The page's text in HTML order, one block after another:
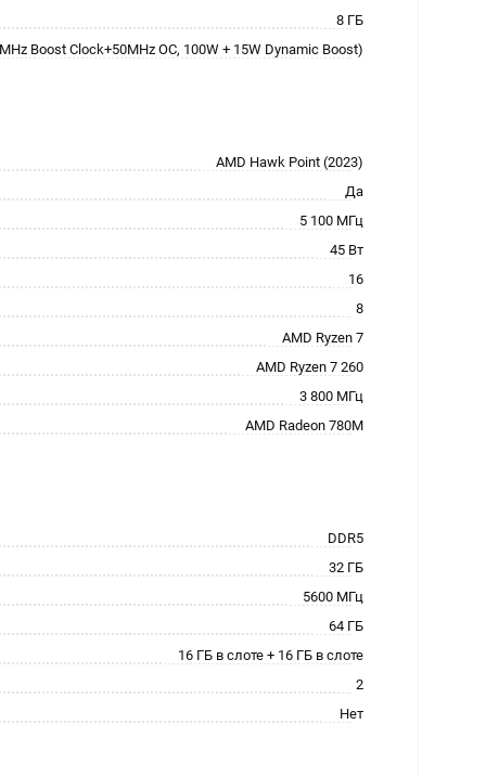
8 ГБ
Boost Clock+50MHz OC, 100W + 15W Dynamic Boost)
AMD Hawk Point (2023)
Да
5 100 МГц
45 Вт
16
8
AMD Ryzen 7
AMD Ryzen 7 260
3 800 МГц
AMD Radeon 780M
DDR5
32 ГБ
5600 МГц
64 ГБ
16 ГБ в слоте + 16 ГБ в слоте
2
Нет